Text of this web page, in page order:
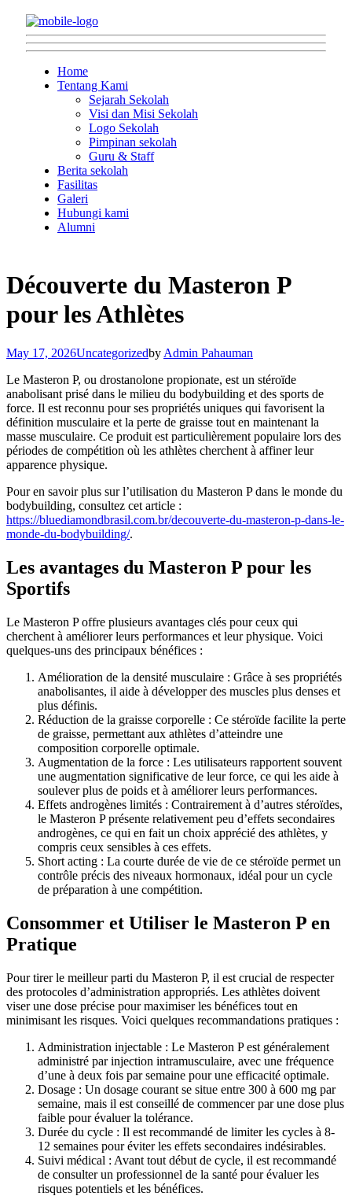
Home
Tentang Kami
Sejarah Sekolah
Visi dan Misi Sekolah
Logo Sekolah
Pimpinan sekolah
Guru & Staff
Berita sekolah
Fasilitas
Galeri
Hubungi kami
Alumni
Découverte du Masteron P
pour les Athlètes
May 17, 2026Uncategorizedby Admin Pahauman
Le Masteron P, ou drostanolone propionate, est un stéroïde
anabolisant prisé dans le milieu du bodybuilding et des sports de
force. Il est reconnu pour ses propriétés uniques qui favorisent la
définition musculaire et la perte de graisse tout en maintenant la
masse musculaire. Ce produit est particulièrement populaire lors des
périodes de compétition où les athlètes cherchent à affiner leur
apparence physique.
Pour en savoir plus sur l’utilisation du Masteron P dans le monde du
bodybuilding, consultez cet article :
https://bluediamondbrasil.com.br/decouverte-du-masteron-p-dans-le-
monde-du-bodybuilding/.
Les avantages du Masteron P pour les
Sportifs
Le Masteron P offre plusieurs avantages clés pour ceux qui
cherchent à améliorer leurs performances et leur physique. Voici
quelques-uns des principaux bénéfices :
Amélioration de la densité musculaire : Grâce à ses propriétés
anabolisantes, il aide à développer des muscles plus denses et
plus définis.
Réduction de la graisse corporelle : Ce stéroïde facilite la perte
de graisse, permettant aux athlètes d’atteindre une
composition corporelle optimale.
Augmentation de la force : Les utilisateurs rapportent souvent
une augmentation significative de leur force, ce qui les aide à
soulever plus de poids et à améliorer leurs performances.
Effets androgènes limités : Contrairement à d’autres stéroïdes,
le Masteron P présente relativement peu d’effets secondaires
androgènes, ce qui en fait un choix apprécié des athlètes, y
compris ceux sensibles à ces effets.
Short acting : La courte durée de vie de ce stéroïde permet un
contrôle précis des niveaux hormonaux, idéal pour un cycle
de préparation à une compétition.
Consommer et Utiliser le Masteron P en
Pratique
Pour tirer le meilleur parti du Masteron P, il est crucial de respecter
des protocoles d’administration appropriés. Les athlètes doivent
viser une dose précise pour maximiser les bénéfices tout en
minimisant les risques. Voici quelques recommandations pratiques :
Administration injectable : Le Masteron P est généralement
administré par injection intramusculaire, avec une fréquence
d’une à deux fois par semaine pour une efficacité optimale.
Dosage : Un dosage courant se situe entre 300 à 600 mg par
semaine, mais il est conseillé de commencer par une dose plus
faible pour évaluer la tolérance.
Durée du cycle : Il est recommandé de limiter les cycles à 8-
12 semaines pour éviter les effets secondaires indésirables.
Suivi médical : Avant tout début de cycle, il est recommandé
de consulter un professionnel de la santé pour évaluer les
risques potentiels et les bénéfices.